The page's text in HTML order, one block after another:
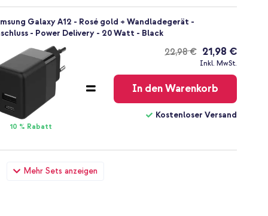
Mehr Sets anzeigen
Galaxy A12 - Rosé gold + Wandladegerät -
- Power Delivery - 20 Watt - Black
10 % Rabatt
22,98 €
Kostenloser
21,98 €
Inkl. MwSt.
In den Warenkorb
Kostenloser Versand
Galaxy A12 - Rosé gold + Case Friendly
Galaxy A12